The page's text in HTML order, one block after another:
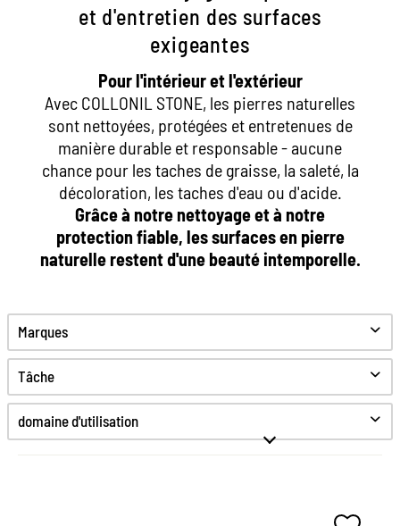
et d'entretien des surfaces
exigeantes
Pour l'intérieur et l'extérieur
Avec COLLONIL STONE, les pierres naturelles
sont nettoyées, protégées et entretenues de
manière durable et responsable - aucune
chance pour les taches de graisse, la saleté, la
décoloration, les taches d'eau ou d'acide.
Grâce à notre nettoyage et à notre
protection fiable, les surfaces en pierre
naturelle restent d'une beauté intemporelle.
Marques
Tâche
Nettoyer
S'occuper de
domaine d'utilisation